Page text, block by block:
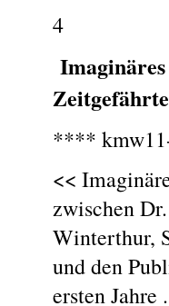
4
****
<<
zwischen
Winterthur,
und den
ersten